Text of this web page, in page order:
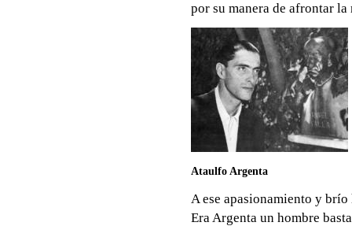
por su manera de afrontar
Ataulfo Argenta
A ese apasionamiento y
Era Argenta un hombre